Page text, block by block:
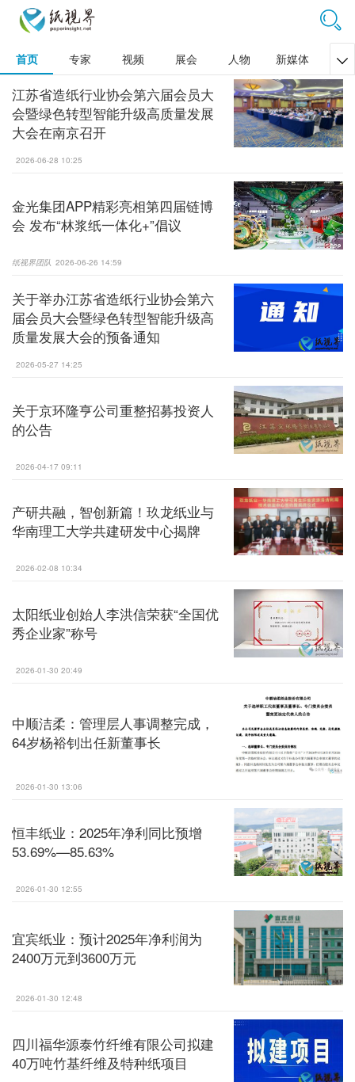
首页 专家 视频 展会 人物 新媒体 文

江苏省造纸行业协会第六届会员大
会暨绿色转型智能升级高质量发展
大会在南京召开
2026-06-28 10:25
金光集团APP精彩亮相第四届链博
会 发布“林浆纸一体化+”倡议
纸视界团队 2026-06-26 14:59
关于举办江苏省造纸行业协会第六
届会员大会暨绿色转型智能升级高
质量发展大会的预备通知
2026-05-27 14:25
关于京环隆亨公司重整招募投资人
的公告
2026-04-17 09:11
产研共融，智创新篇！玖龙纸业与
华南理工大学共建研发中心揭牌
2026-02-08 10:34
太阳纸业创始人李洪信荣获“全国优
秀企业家”称号
2026-01-30 20:49
中顺洁柔：管理层人事调整完成，
64岁杨裕钊出任新董事长
2026-01-30 13:06
恒丰纸业：2025年净利同比预增
53.69%—85.63%
2026-01-30 12:55
宜宾纸业：预计2025年净利润为
2400万元到3600万元
2026-01-30 12:48
四川福华源泰竹纤维有限公司拟建
40万吨竹基纤维及特种纸项目